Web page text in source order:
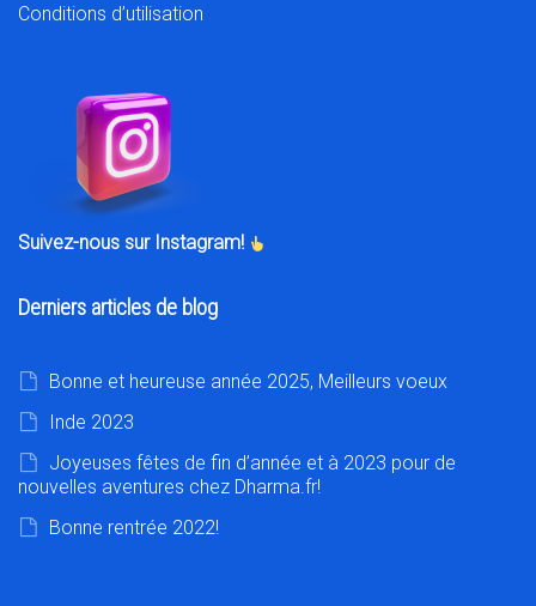
Conditions d’utilisation
Suivez-nous sur Instagram!
Derniers articles de blog
Bonne et heureuse année 2025, Meilleurs voeux
Inde 2023
Joyeuses fêtes de fin d’année et à 2023 pour de
nouvelles aventures chez Dharma.fr!
Bonne rentrée 2022!